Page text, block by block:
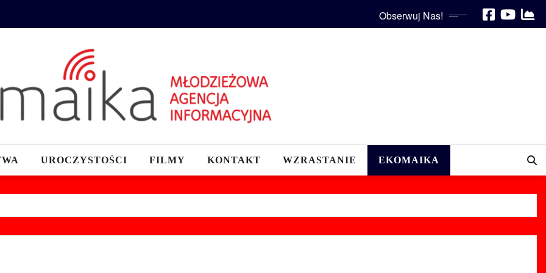
Obserwuj Nas!
UROCZYSTOŚCI FILMY KONTAKT WZRASTANIE EKOMAIKA